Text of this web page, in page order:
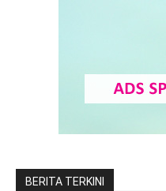
BERITA TERKINI